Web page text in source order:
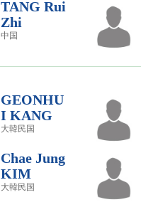
TANG Rui
Zhi
中国
GEONHU
I KANG
大韓民国
Chae Jung
KIM
大韓民国